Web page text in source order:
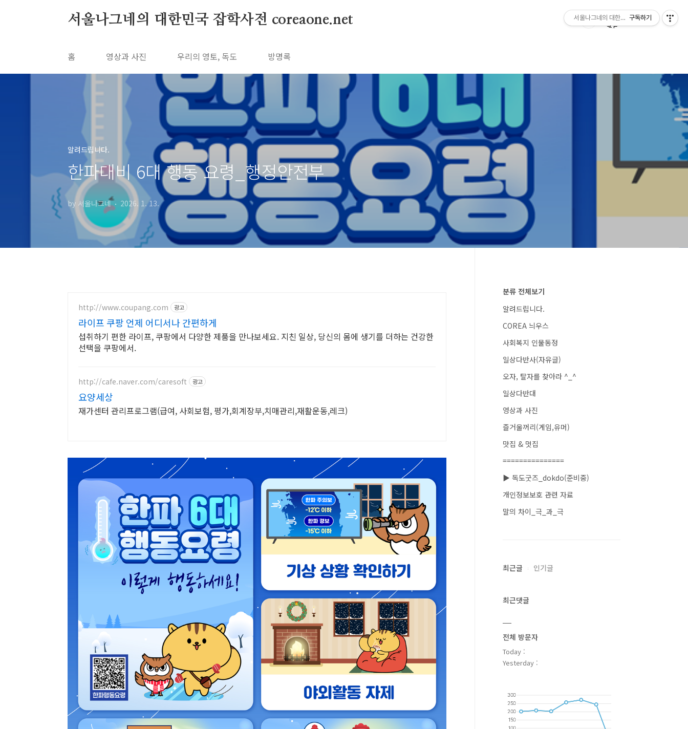
서울나그네의 대한민국 잡학사전 coreaone.net
홈 영상과 사진 우리의 영토, 독도 방명록
알려드립니다.
한파대비 6대 행동 요령_행정안전부
by 서울나그네 2026. 1. 13.
http://www.coupang.com 광고
라이프 쿠팡 언제 어디서나 간편하게
섭취하기 편한 라이프, 쿠팡에서 다양한 제품을 만나보세요. 지친 일상, 당신의 몸에 생기를 더하는 건강한
선택을 쿠팡에서.
http://cafe.naver.com/caresoft 광고
요양세상
재가센터 관리프로그램(급여, 사회보험, 평가,회계장부,치매관리,재활운동,레크)
분류 전체보기
알려드립니다.
COREA 늬우스
사회복지 인물동정
일상다반사(자유글)
오자, 탈자를 찾아라 ^_^
일상다반대
영상과 사진
즐거울꺼리(게임,유머)
맛집 & 멋집
===============
▶ 독도굿즈_dokdo(준비중)
개인정보보호 관련 자료
말의 차이_극_과_극
최근글 인기글
최근댓글
전체 방문자
Today :
Yesterday :
서울나그네의 대한민국 잡학사전
구독하기